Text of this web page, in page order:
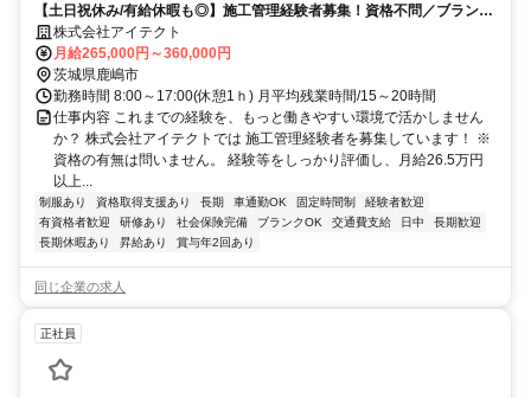
【土日祝休み/有給休暇も◎】施工管理経験者募集！資格不問／ブランク
がある方もOK
株式会社アイテクト
月給265,000円～360,000円
茨城県鹿嶋市
勤務時間 8:00～17:00(休憩1ｈ) 月平均残業時間/15～20時間
仕事内容 これまでの経験を、もっと働きやすい環境で活かしません
か？ 株式会社アイテクトでは 施工管理経験者を募集しています！ ※
資格の有無は問いません。 経験等をしっかり評価し、月給26.5万円
以上...
制服あり 資格取得支援あり 長期 車通勤OK 固定時間制
経験者歓迎
有資格者歓迎
研修あり 社会保険完備 ブランクOK 交通費支給 日中
長期歓迎
長期休暇あり
昇給あり 賞与年2回あり
同じ企業の求人
正社員